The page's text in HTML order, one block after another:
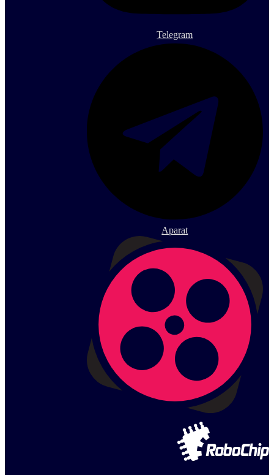
Telegram
Aparat